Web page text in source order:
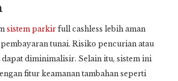
sistem parkir full cashless lebih aman
tunai. Risiko pencurian atau
diminimalisir. Selain itu, sistem ini
fitur keamanan tambahan seperti